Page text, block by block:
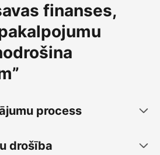
finanses,
process
drošība